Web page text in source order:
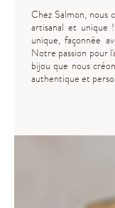
Chez Salmon, nous
artisanal et unique
unique, façonnée
Notre passion pour
bijou que nous
authentique et